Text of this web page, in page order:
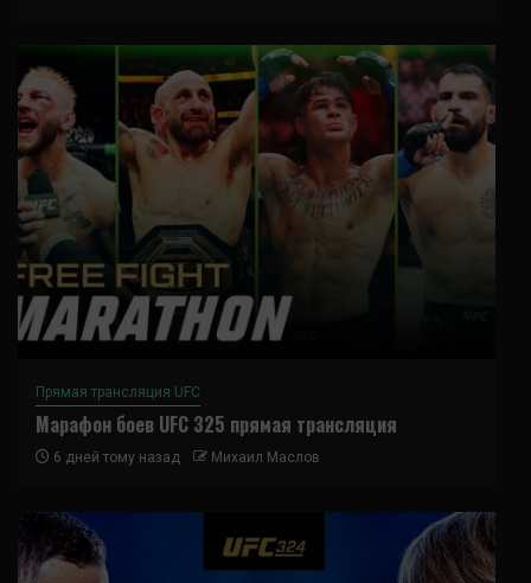
Прямая трансляция UFC
Марафон боев UFC 325 прямая трансляция
6 дней тому назад Михаил Маслов